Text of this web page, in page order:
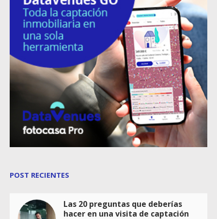
POST RECIENTES
Las 20 preguntas que deberías
hacer en una visita de captación